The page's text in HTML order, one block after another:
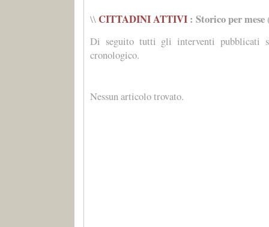
\\ CITTADINI ATTIVI : Storico per mese
Di seguito tutti gli interventi pubblicati
cronologico.
Nessun articolo trovato.